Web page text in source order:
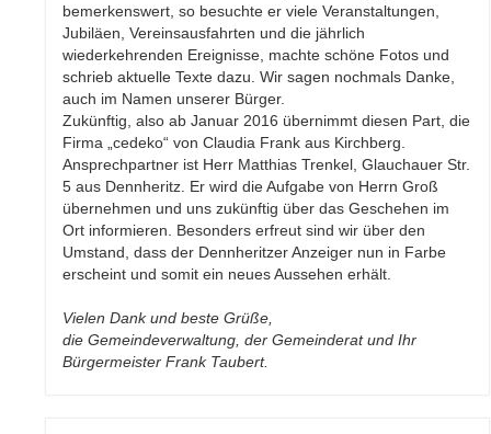
bemerkenswert, so besuchte er viele Veranstaltungen,
Jubiläen, Vereinsausfahrten und die jährlich
wiederkehrenden Ereignisse, machte schöne Fotos und
schrieb aktuelle Texte dazu. Wir sagen nochmals Danke,
auch im Namen unserer Bürger.
Zukünftig, also ab Januar 2016 übernimmt diesen Part, die
Firma „cedeko“ von Claudia Frank aus Kirchberg.
Ansprechpartner ist Herr Matthias Trenkel, Glauchauer Str.
5 aus Dennheritz. Er wird die Aufgabe von Herrn Groß
übernehmen und uns zukünftig über das Geschehen im
Ort informieren. Besonders erfreut sind wir über den
Umstand, dass der Dennheritzer Anzeiger nun in Farbe
erscheint und somit ein neues Aussehen erhält.
Vielen Dank und beste Grüße,
die Gemeindeverwaltung, der Gemeinderat und Ihr
Bürgermeister Frank Taubert.